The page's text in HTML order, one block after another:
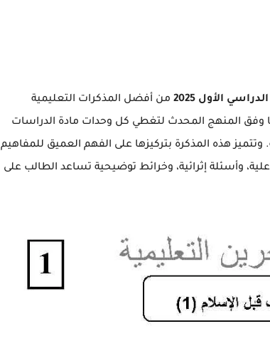
الأول 2025
من أفضل المذكرات التعليمية
وفق المنهج المحدث لتغطي كل وحدات مادة الدراسات
هذه المذكرة بتركيزها على الفهم العميق للمفاهيم
وأسئلة إثرائية، وخرائط توضيحية تساعد الطالب على